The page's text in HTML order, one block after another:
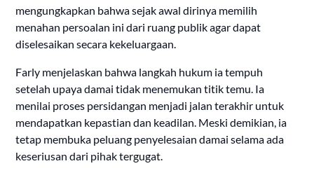
mengungkapkan bahwa sejak awal dirinya memilih
menahan persoalan ini dari ruang publik agar dapat
diselesaikan secara kekeluargaan.
Farly menjelaskan bahwa langkah hukum ia tempuh
setelah upaya damai tidak menemukan titik temu. Ia
menilai proses persidangan menjadi jalan terakhir untuk
mendapatkan kepastian dan keadilan. Meski demikian, ia
tetap membuka peluang penyelesaian damai selama ada
keseriusan dari pihak tergugat.